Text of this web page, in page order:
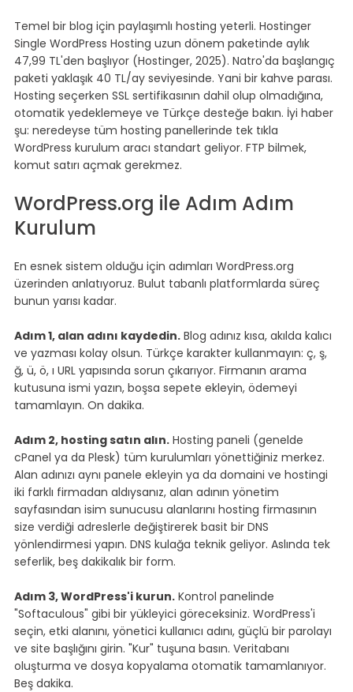
Temel bir blog için paylaşımlı hosting yeterli. Hostinger
Single WordPress Hosting uzun dönem paketinde aylık
47,99 TL'den başlıyor (Hostinger, 2025). Natro'da başlangıç
paketi yaklaşık 40 TL/ay seviyesinde. Yani bir kahve parası.
Hosting seçerken SSL sertifikasının dahil olup olmadığına,
otomatik yedeklemeye ve Türkçe desteğe bakın. İyi haber
şu: neredeyse tüm hosting panellerinde tek tıkla
WordPress kurulum aracı standart geliyor. FTP bilmek,
komut satırı açmak gerekmez.
WordPress.org ile Adım Adım
Kurulum
En esnek sistem olduğu için adımları WordPress.org
üzerinden anlatıyoruz. Bulut tabanlı platformlarda süreç
bunun yarısı kadar.
Adım 1, alan adını kaydedin. Blog adınız kısa, akılda kalıcı
ve yazması kolay olsun. Türkçe karakter kullanmayın: ç, ş,
ğ, ü, ö, ı URL yapısında sorun çıkarıyor. Firmanın arama
kutusuna ismi yazın, boşsa sepete ekleyin, ödemeyi
tamamlayın. On dakika.
Adım 2, hosting satın alın. Hosting paneli (genelde
cPanel ya da Plesk) tüm kurulumları yönettiğiniz merkez.
Alan adınızı aynı panele ekleyin ya da domaini ve hostingi
iki farklı firmadan aldıysanız, alan adının yönetim
sayfasından isim sunucusu alanlarını hosting firmasının
size verdiği adreslerle değiştirerek basit bir DNS
yönlendirmesi yapın. DNS kulağa teknik geliyor. Aslında tek
seferlik, beş dakikalık bir form.
Adım 3, WordPress'i kurun. Kontrol panelinde
"Softaculous" gibi bir yükleyici göreceksiniz. WordPress'i
seçin, etki alanını, yönetici kullanıcı adını, güçlü bir parolayı
ve site başlığını girin. "Kur" tuşuna basın. Veritabanı
oluşturma ve dosya kopyalama otomatik tamamlanıyor.
Beş dakika.